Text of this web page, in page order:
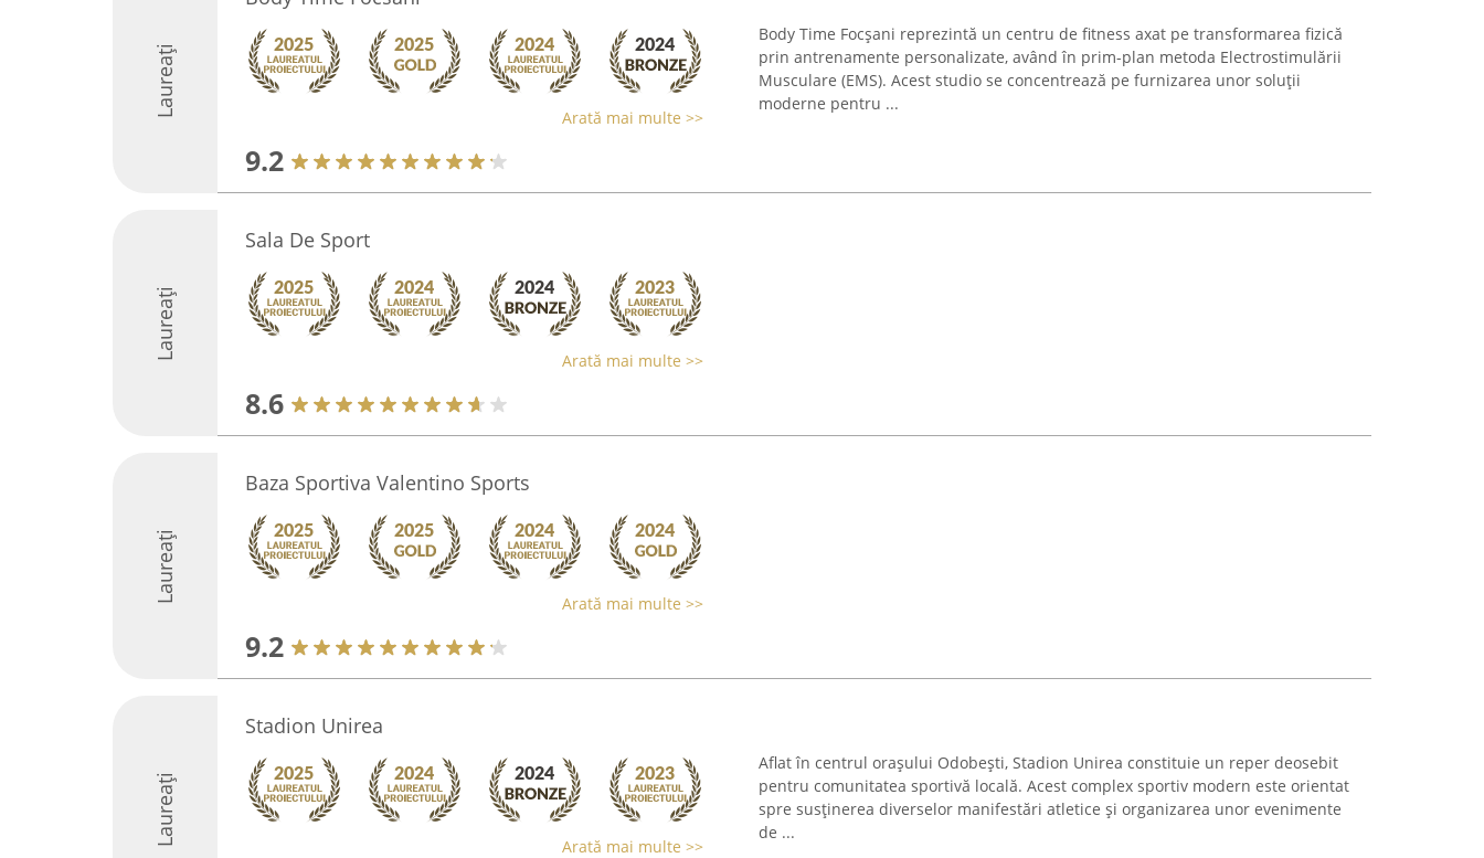
Laureați Arată mai multe >>
9.2
Body Time Focșani reprezintă un centru de fitness axat pe transformarea fizică
prin antrenamente personalizate, având în prim-plan metoda Electrostimulării
Musculare (EMS). Acest studio se concentrează pe furnizarea unor soluții
moderne pentru ...
Laureați
Sala De Sport
Arată mai multe >>
8.6
Laureați
Baza Sportiva Valentino Sports
Arată mai multe >>
9.2
Laureați
Stadion Unirea
Arată mai multe >>
Aflat în centrul orașului Odobești, Stadion Unirea constituie un reper deosebit
pentru comunitatea sportivă locală. Acest complex sportiv modern este orientat
spre susținerea diverselor manifestări atletice și organizarea unor evenimente
de ...